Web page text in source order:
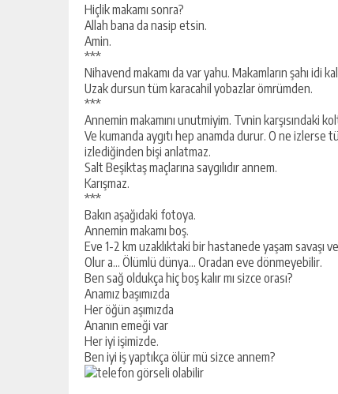
Hiçlik makamı sonra?
Allah bana da nasip etsin.
Amin.
***
Nihavend makamı da var yahu. Makamların şahı
Uzak dursun tüm karacahil yobazlar ömrümden.
***
Annemin makamını unutmiyim. Tvnin karşısındaki
Ve kumanda aygıtı hep anamda durur. O ne
izlediğinden bişi anlatmaz.
Salt Beşiktaş maçlarına saygılıdır annem.
Karışmaz.
***
Bakın aşağıdaki fotoya.
Annemin makamı boş.
Eve 1-2 km uzaklıktaki bir hastanede yaşam savaşı
Olur a… Ölümlü dünya… Oradan eve dönmeyebilir.
Ben sağ oldukça hiç boş kalır mı sizce orası?
Anamız başımızda
Her öğün aşımızda
Ananın emeği var
Her iyi işimizde.
Ben iyi iş yaptıkça ölür mü sizce annem?